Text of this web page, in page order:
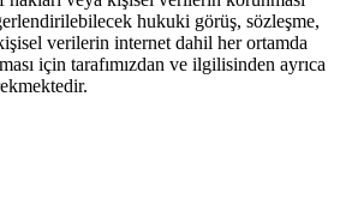
hukuki görüş, sözleşme,
verilerin internet dahil her ortamda
için tarafımızdan ve ilgilisinden ayrıca